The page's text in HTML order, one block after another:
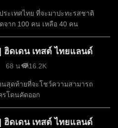
ะเทศไทย ที่จะมาปะทะรสชาติ
จาก 100 คน เหลือ 40 คน
ฮิดเดน เทสต์ ไทยแลนด์
68 นาที16.2K
สุดท้ายที่จะโชว์ความสามารถ
รโดนคัดออก
ฮิดเดน เทสต์ ไทยแลนด์